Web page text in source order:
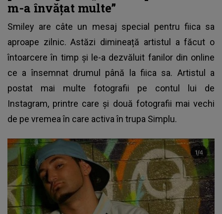
m-a învățat multe”
Smiley are câte un mesaj special pentru fiica sa
aproape zilnic. Astăzi dimineață artistul a făcut o
întoarcere în timp și le-a dezvăluit fanilor din online
ce a însemnat drumul până la fiica sa. Artistul a
postat mai multe fotografii pe contul lui de
Instagram, printre care și două fotografii mai vechi
de pe vremea în care activa în trupa Simplu.